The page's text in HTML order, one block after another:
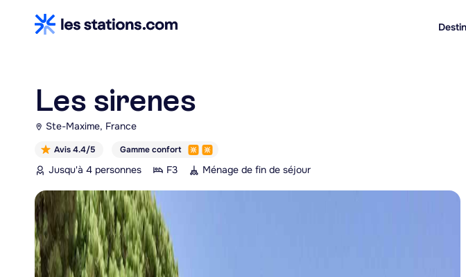
Les sirenes
Ste-Maxime, France
Avis 4.4/5 Gamme confort
Jusqu'à 4 personnes F3 Ménage de fin de séjour